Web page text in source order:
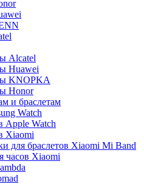
Alcatel
Huawei
KNOPKA
Honor
и браслетам
Watch
Apple Watch
Xiaomi
для браслетов Xiaomi Mi Band
часов Xiaomi